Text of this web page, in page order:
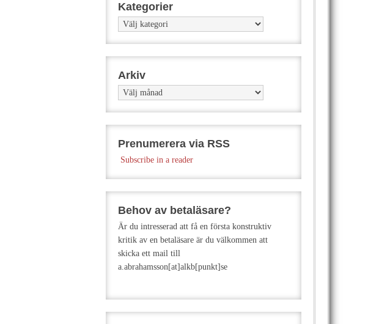
Kategorier
Kategorier
Arkiv
Arkiv
Prenumerera via RSS
Subscribe in a reader
Behov av betaläsare?
Är du intresserad att få en första konstruktiv
kritik av en betaläsare är du välkommen att
skicka ett mail till
a.abrahamsson[at]alkb[punkt]se